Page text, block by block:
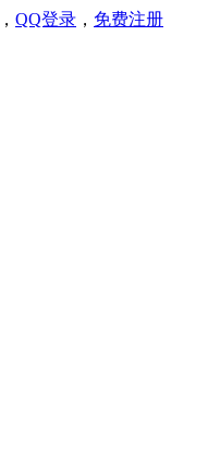
， QQ登录 ， 免费注册